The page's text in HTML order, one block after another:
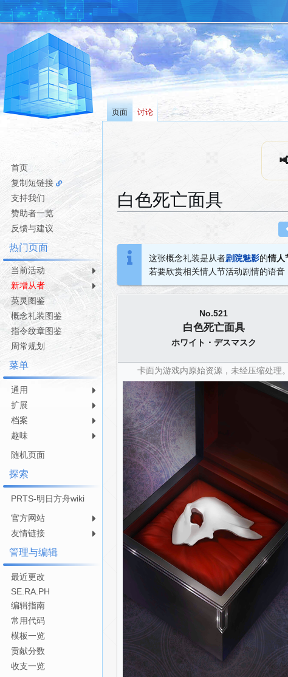
白色死亡面具
这张概念礼装是从者剧院魅影的情人
若要欣赏相关情人节活动剧情的语音
No.521
白色死亡面具
ホワイト・デスマスク
卡面为游戏内原始资源，未经压缩处理。
页面 讨论
首页
复制短链接
支持我们
赞助者一览
反馈与建议
热门页面
当前活动
新增从者
英灵图鉴
概念礼装图鉴
指令纹章图鉴
周常规划
菜单
通用
扩展
档案
趣味
随机页面
探索
PRTS-明日方舟wiki
官方网站
友情链接
管理与编辑
最近更改
SE.RA.PH
编辑指南
常用代码
模板一览
贡献分数
收支一览